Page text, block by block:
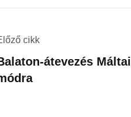
cikk
átevezés Máltai